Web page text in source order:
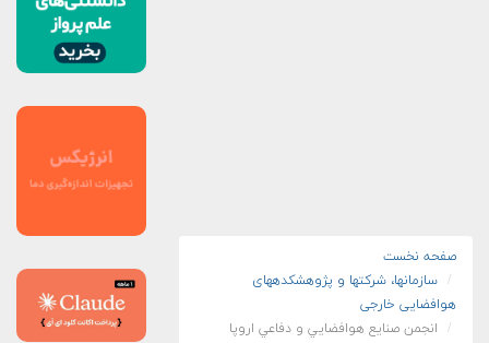
صفحه نخست
سازمان‏ها، شرکت‏ها و پژوهشکده‏های
هوافضایی خارجی
انجمن صنايع هوافضايي و دفاعي اروپا